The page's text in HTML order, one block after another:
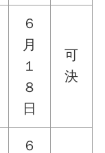
６
月
１
８
日
可
決
６